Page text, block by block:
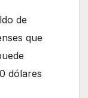
de
que
dólares